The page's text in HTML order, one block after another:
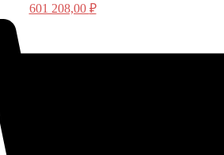
601 208,00 ₽